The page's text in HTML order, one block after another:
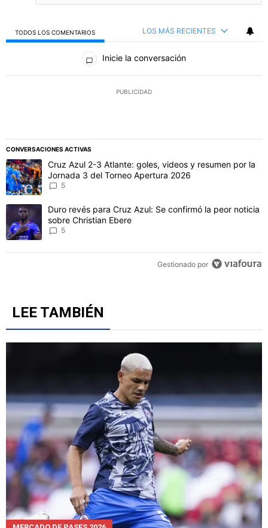
TODOS LOS COMENTARIOS LOS MÁS RECIENTES
Todos los comentarios
Inicie la conversación
PUBLICIDAD
CONVERSACIONES ACTIVAS
Este listado muestra los artículos con más comentarios en los
Un artículo de tendencia con el título "Cruz Azul 2-3 Atlante:
Cruz Azul 2-3 Atlante: goles, videos y resumen por la
Jornada 3 del Torneo Apertura 2026
5
Un artículo de tendencia con el título "Duro revés para Cruz Azul:
Duro revés para Cruz Azul: Se confirmó la peor noticia
sobre Christian Ebere
5
Gestionado por
LEE TAMBIÉN